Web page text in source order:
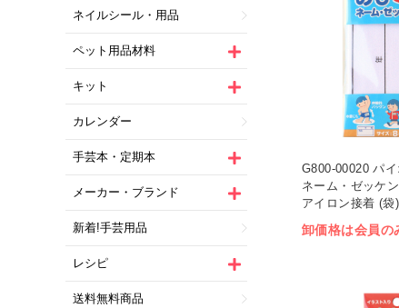
ネイルシール・用品
ペット用品材料
キット
カレンダー
手芸本・定期本
メーカー・ブランド
新着!手芸用品
レシピ
送料無料商品
G800-00020 パ
ネーム・ゼッケ
アイロン接着 (袋)
卸価格は会員の